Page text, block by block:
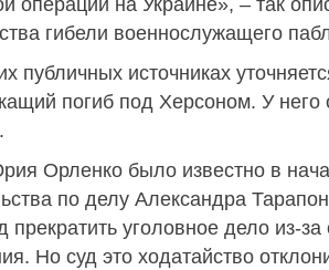
операции на Украине», – так
гибели военнослужащего
публичных источниках
погиб под Херсоном. У него
Орленко было известно в
по делу Александра
прекратить уголовное дело из-за
Но суд это ходатайство